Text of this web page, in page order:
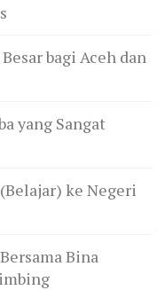
bagi Aceh dan
yang Sangat
ke Negeri
Bina